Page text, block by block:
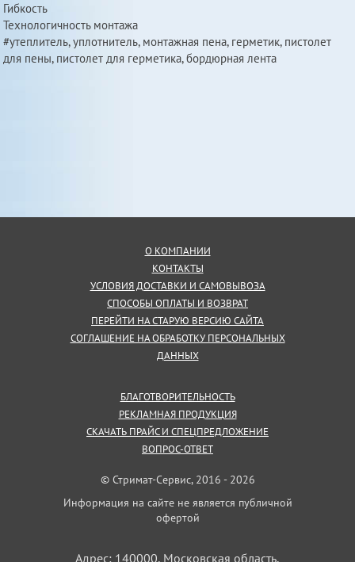
Гибкость
Технологичность монтажа
#утеплитель, уплотнитель, монтажная пена, герметик, пистолет
для пены, пистолет для герметика, бордюрная лента
О КОМПАНИИ
КОНТАКТЫ
УСЛОВИЯ ДОСТАВКИ И САМОВЫВОЗА
СПОСОБЫ ОПЛАТЫ И ВОЗВРАТ
ПЕРЕЙТИ НА СТАРУЮ ВЕРСИЮ САЙТА
СОГЛАШЕНИЕ НА ОБРАБОТКУ ПЕРСОНАЛЬНЫХ
ДАННЫХ
БЛАГОТВОРИТЕЛЬНОСТЬ
РЕКЛАМНАЯ ПРОДУКЦИЯ
СКАЧАТЬ ПРАЙС И СПЕЦПРЕДЛОЖЕНИЕ
ВОПРОС-ОТВЕТ
© Стримат-Сервис, 2016 - 2026
Информация на сайте не является публичной
офертой
Адрес: 140000, Московская область,